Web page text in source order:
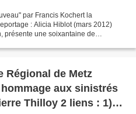
par Francis Kochert la
: Alicia Hiblot (mars 2012)
présente une soixantaine de
Régional de Metz
aux sinistrés
Thilloy 2 liens : 1)